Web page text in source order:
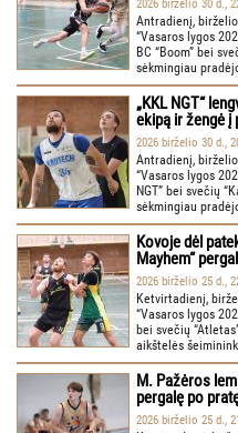
2026 birželio 30 d.,
Antradienį,
“Vasaros lygos
BC “Boom” bei
sėkmingiau
„KKL NGT“
ekipą ir žengė į
2026 birželio 30 d.,
Antradienį,
“Vasaros lygos
NGT” bei svečių
sėkmingiau
Kovoje dėl
Mayhem“
2026 birželio 25 d.,
Ketvirtadienį,
“Vasaros lygos
bei svečių
aikštelės
M. Pažėros
pergalę po
2026 birželio 25 d.,